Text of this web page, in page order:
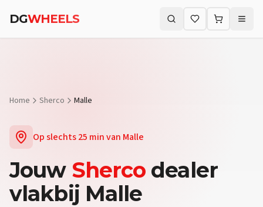
DGWHEELS Zoeken (⌘K)
Home Sherco Malle
Op slechts25 minvan Malle
Jouw Sherco dealer
vlakbij Malle